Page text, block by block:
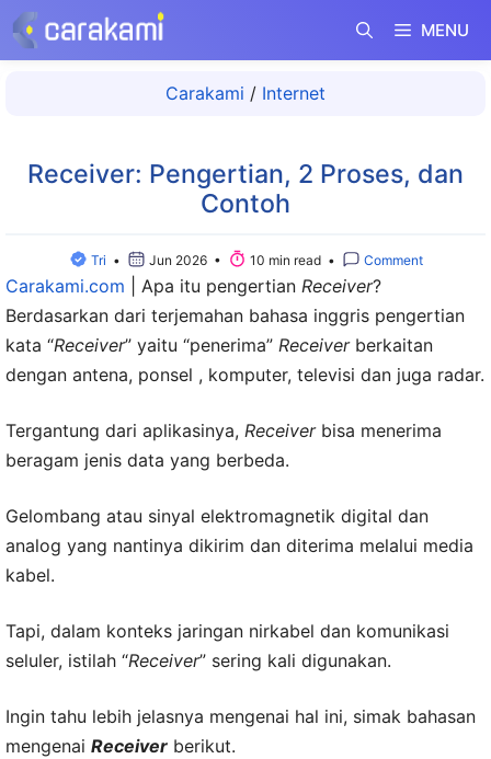
Langsung
ke
MENU
Carakami / Internet
Receiver: Pengertian, 2 Proses, dan
Contoh
Tri • Jun 2026 • 10 min read • Comment
Carakami.com Apa itu pengertian Receiver?
Berdasarkan dari terjemahan bahasa inggris pengertian
kata “Receiver” yaitu “penerima” Receiverberkaitan
dengan antena, ponsel , komputer, televisi dan juga radar.
Tergantung dari aplikasinya, Receiverbisa menerima
beragam jenis data yang berbeda.
Gelombang atau sinyal elektromagnetik digital dan
analog yang nantinya dikirim dan diterima melalui media
kabel.
Tapi, dalam konteks jaringan nirkabel dan komunikasi
seluler, istilah “Receiver” sering kali digunakan.
Ingin tahu lebih jelasnya mengenai hal ini, simak bahasan
mengenai Receiver berikut.